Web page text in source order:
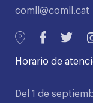
comll@comll.cat
Horario de
Del 1 de